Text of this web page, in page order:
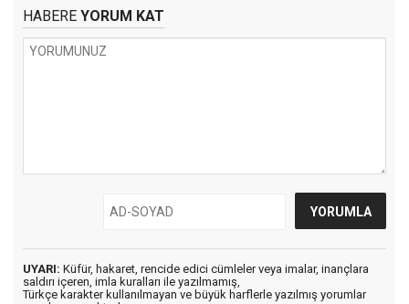
HABERE YORUM KAT
UYARI: Küfür, hakaret, rencide edici cümleler veya imalar, inançlara
saldırı içeren, imla kuralları ile yazılmamış,
Türkçe karakter kullanılmayan ve büyük harflerle yazılmış yorumlar